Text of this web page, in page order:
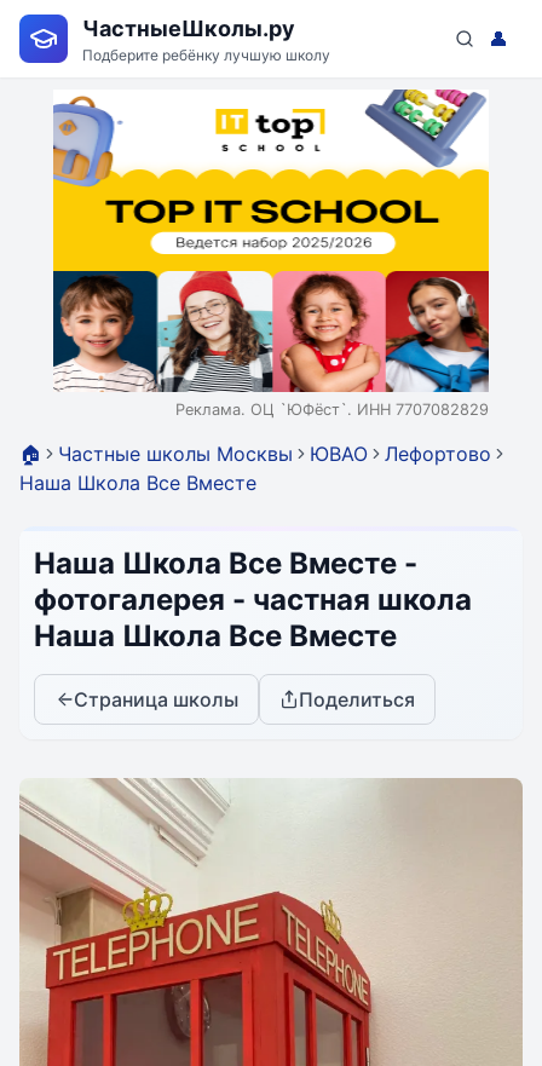
ЧастныеШколы.ру
Подберите ребёнку лучшую школу
👤
Реклама. ОЦ `ЮФёст`. ИНН 7707082829
🏠 Частные школы Москвы ЮВАО
Лефортово
Наша Школа Все Вместе
Наша Школа Все Вместе -
фотогалерея - частная школа
Наша Школа Все Вместе
Страница школы Поделиться